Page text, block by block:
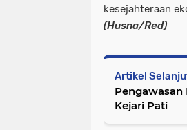
kesejahteraan
(Husna/Red)
Artikel
Pengawasan
Kejari Pati